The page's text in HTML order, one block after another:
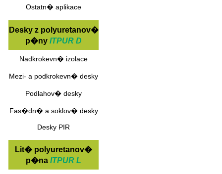
Ostatn� aplikace
Desky z polyuretanov�
p�ny ITPUR D
Nadkrokevn� izolace
Mezi- a podkrokevn� desky
Podlahov� desky
Fas�dn� a soklov� desky
Desky PIR
Lit� polyuretanov�
p�na ITPUR L